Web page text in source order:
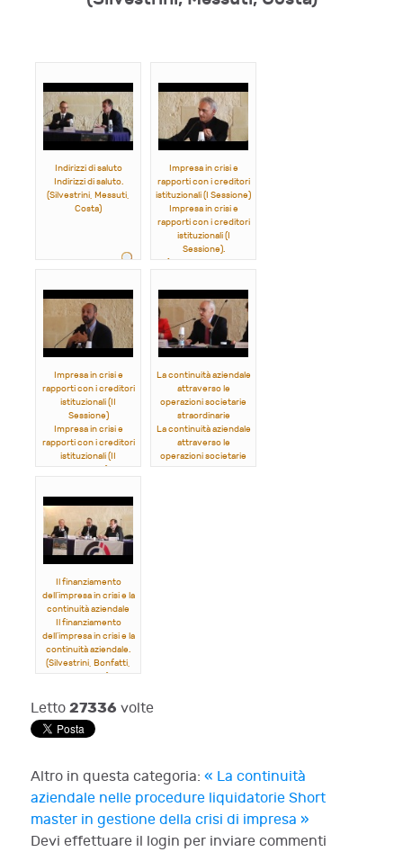
Indirizzi di saluto
Indirizzi di saluto.
(Silvestrini, Messuti,
Costa)
Impresa in crisi e
rapporti con i creditori
istituzionali (I Sessione)
Impresa in crisi e
rapporti con i creditori
istituzionali (I
Sessione).
Impresa in crisi e
rapporti con i creditori
istituzionali (II
Sessione)
Impresa in crisi e
rapporti con i creditori
istituzionali (II
Aprile)
La continuità aziendale
attraverso le
operazioni societarie
straordinarie
La continuità aziendale
attraverso le
operazioni societarie
Il finanziamento
dell’impresa in crisi e la
continuità aziendale
Il finanziamento
dell’impresa in crisi e la
continuità aziendale.
(Silvestrini, Bonfatti,
Letto 27336 volte
Altro in questa categoria: « La continuità
aziendale nelle procedure liquidatorie Short
master in gestione della crisi di impresa »
Devi effettuare il login per inviare commenti